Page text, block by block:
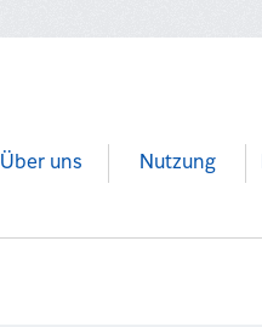
Über uns Nutzung